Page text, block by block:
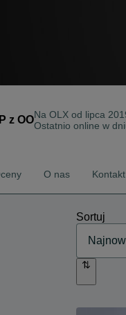
z OONa OLX od lipca
Ostatnio online w
O nas Kontakt
Sortuj